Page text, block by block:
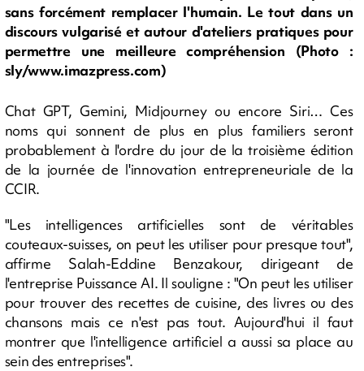
sans forcément remplacer l'humain. Le tout dans un
discours vulgarisé et autour d'ateliers pratiques pour
permettre une meilleure compréhension (Photo :
sly/www.imazpress.com)
Chat GPT, Gemini, Midjourney ou encore Siri… Ces
noms qui sonnent de plus en plus familiers seront
probablement à l'ordre du jour de la troisième édition
de la journée de l'innovation entrepreneuriale de la
CCIR.
"Les intelligences artificielles sont de véritables
couteaux-suisses, on peut les utiliser pour presque tout",
affirme Salah-Eddine Benzakour, dirigeant de
l'entreprise Puissance AI. Il souligne : "On peut les utiliser
pour trouver des recettes de cuisine, des livres ou des
chansons mais ce n'est pas tout. Aujourd'hui il faut
montrer que l'intelligence artificiel a aussi sa place au
sein des entreprises".